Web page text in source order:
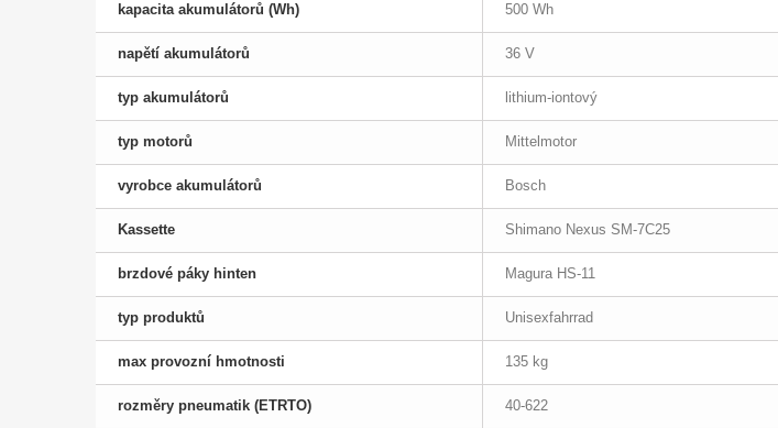
kapacita akumulátorů (Wh) 500 Wh
napětí akumulátorů 36 V
typ akumulátorů lithium-iontový
typ motorů Mittelmotor
vyrobce akumulátorů Bosch
Kassette Shimano Nexus SM-7C25
brzdové páky hinten Magura HS-11
typ produktů Unisexfahrrad
max provozní hmotnosti 135 kg
rozměry pneumatik (ETRTO) 40-622